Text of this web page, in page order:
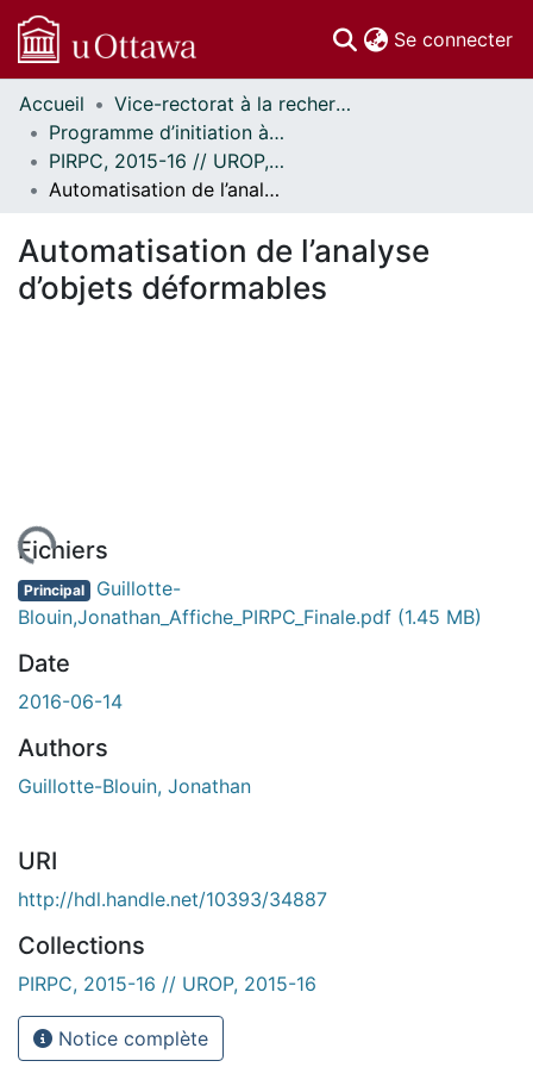
Se connecter
Communautés
et collections
Parcourir
Statistiques
À propos
Accueil
Vice-rectorat à la recherche // Office of the V-P, Research
Programme d’initiation à la recherche au premier cycle (PIRPC) // Undergraduate Research Opportunity Program (UROP)
PIRPC, 2015-16 // UROP, 2015-16
Automatisation de l’analyse d’objets déformables
Automatisation de l’analyse
d’objets déformables
En cours de chargement...
Fichiers
Principal Guillotte-
Blouin,Jonathan_Affiche_PIRPC_Finale.pdf (1.45 MB)
Date
2016-06-14
Authors
Guillotte-Blouin, Jonathan
URI
http://hdl.handle.net/10393/34887
Collections
PIRPC, 2015-16 // UROP, 2015-16
Notice complète